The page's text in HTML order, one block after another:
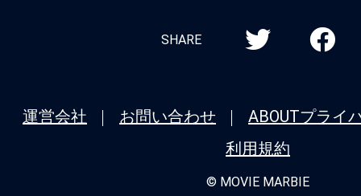
SHARE
運営会社 お問い合わせ ABOUTプライ
利用規約
© MOVIE MARBIE